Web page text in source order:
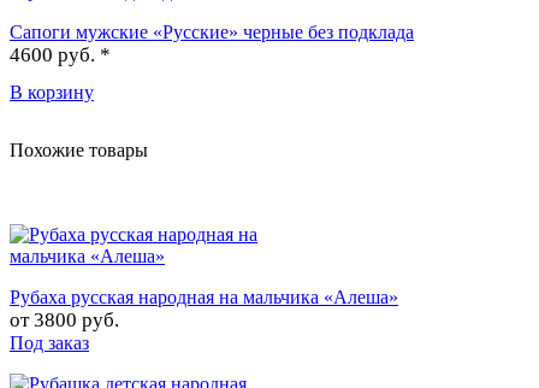
Сапоги мужские «Русские» черные без подклада
4600 руб. *
В корзину
Похожие товары
Рубаха русская народная на мальчика «Алеша»
от3800 руб.
Под заказ